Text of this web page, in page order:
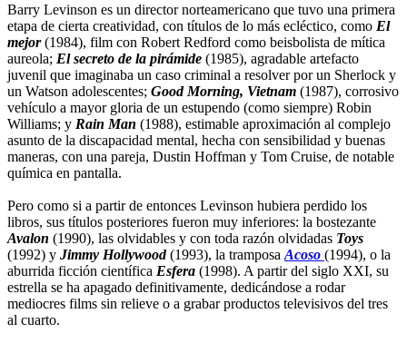
Barry Levinson es un director norteamericano que tuvo una primera
etapa de cierta creatividad, con títulos de lo más ecléctico, como El
mejor(1984), film con Robert Redford como beisbolista de mítica
aureola; El secreto de la pirámide (1985), agradable artefacto
juvenil que imaginaba un caso criminal a resolver por un Sherlock y
un Watson adolescentes; Good Morning, Vietnam (1987), corrosivo
vehículo a mayor gloria de un estupendo (como siempre) Robin
Williams; y Rain Man (1988), estimable aproximación al complejo
asunto de la discapacidad mental, hecha con sensibilidad y buenas
maneras, con una pareja, Dustin Hoffman y Tom Cruise, de notable
química en pantalla.
Pero como si a partir de entonces Levinson hubiera perdido los
libros, sus títulos posteriores fueron muy inferiores: la bostezante
Avalon (1990), las olvidables y con toda razón olvidadas Toys
(1992) y Jimmy Hollywood(1993), la tramposa Acoso (1994), o la
aburrida ficción científica Esfera (1998). A partir del siglo XXI, su
estrella se ha apagado definitivamente, dedicándose a rodar
mediocres films sin relieve o a grabar productos televisivos del tres
al cuarto.